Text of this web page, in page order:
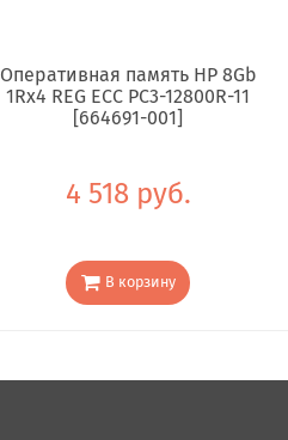
Оперативная память HP 8Gb
1Rx4 REG ECC PC3-12800R-11
[664691-001]
4 518 руб.
В корзину